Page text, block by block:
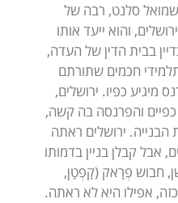
שמואל סלנט, רבה של
והוא ייעד אותו
בבית הדין של העדה,
חכמים שתורתם
מיגיע כפיו. ירושלים,
כפיים והפרנסה בה קשה,
ירושלים ראתה
אבל קבלן בניין בדמותו
חבוש פְרָאק (קָפְטָן,
אפילו היא לא ראתה.